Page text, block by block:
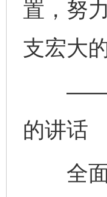
置，努
支宏大
的讲话
全面